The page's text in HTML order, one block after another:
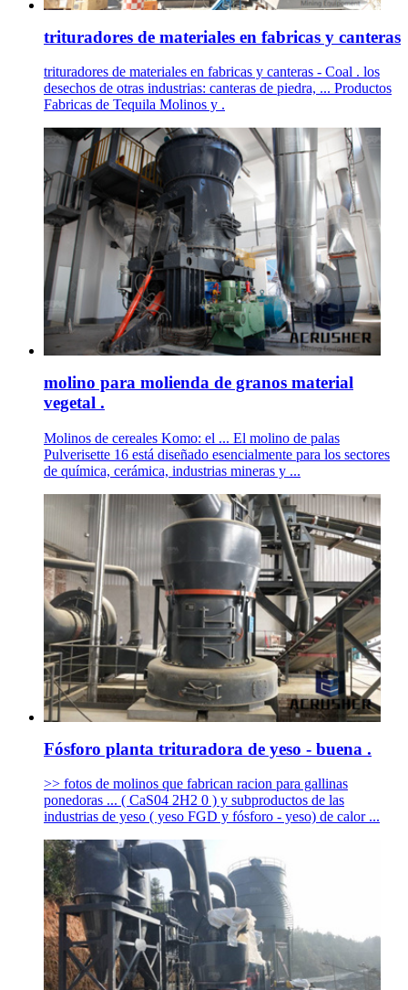
trituradores de materiales en fabricas y canteras
trituradores de materiales en fabricas y canteras - Coal . los
desechos de otras industrias: canteras de piedra, ... Productos
Fabricas de Tequila Molinos y .
molino para molienda de granos material
vegetal .
Molinos de cereales Komo: el ... El molino de palas
Pulverisette 16 está diseñado esencialmente para los sectores
de química, cerámica, industrias mineras y ...
Fósforo planta trituradora de yeso - buena .
>> fotos de molinos que fabrican racion para gallinas
ponedoras ... ( CaS04 2H2 0 ) y subproductos de las
industrias de yeso ( yeso FGD y fósforo - yeso) de calor ...